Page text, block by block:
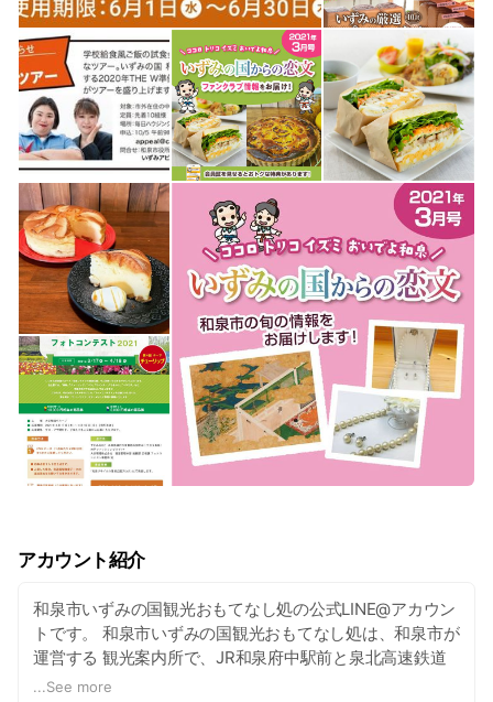
アカウント紹介
和泉市いずみの国観光おもてなし処の公式LINE@アカウン
トです。 和泉市いずみの国観光おもてなし処は、和泉市が
運営する 観光案内所で、JR和泉府中駅前と泉北高速鉄道
和泉中央駅構内にあります。観光案内のほか、特産品の販
...See more